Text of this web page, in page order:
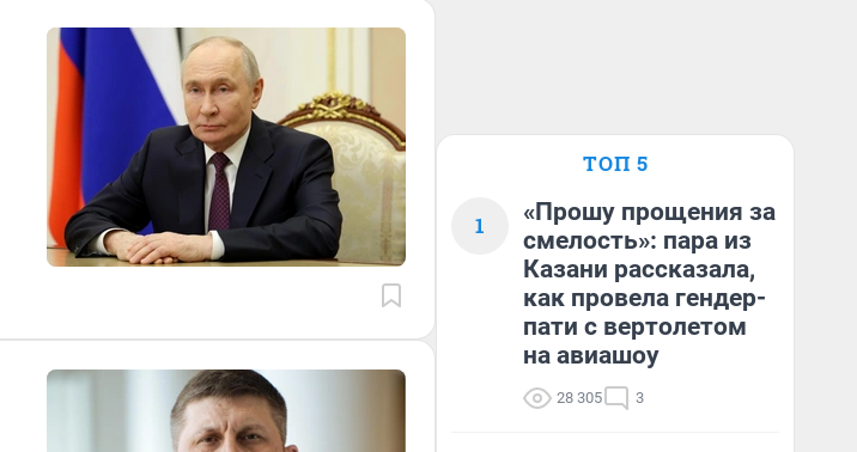
ТОП 5
1
«Прошу прощения за
смелость»: пара из
Казани рассказала,
как провела гендер-
пати с вертолетом
на авиашоу
28 305 3